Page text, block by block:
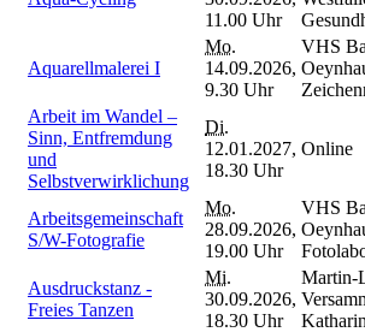
11.00 Uhr
Aquarellmalerei I
Mo.
14.09.2026,
9.30 Uhr
VHS
Arbeit im Wandel –
Sinn, Entfremdung
und
Selbstverwirklichung
Di.
12.01.2027,
18.30 Uhr
Online
Arbeitsgemeinschaft
S/W-Fotografie
Mo.
28.09.2026,
19.00 Uhr
VHS
Ausdruckstanz -
Freies Tanzen
Mi.
30.09.2026,
18.30 Uhr
Martin-